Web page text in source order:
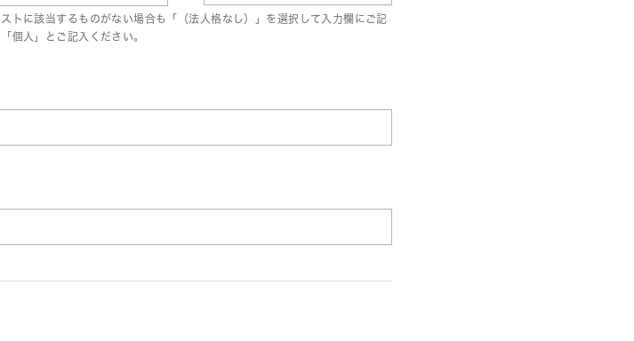
トに該当するものがない場合も「（法人格なし）」を選択して入力欄にご記
個人」とご記入ください。